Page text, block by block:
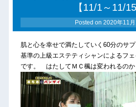
【11/1～11/15
Posted on 2020年11月
肌と心を幸せで満たしていく60分のサ
基準の上級エステティシャンによるフ
です。 はたしてＭＣ楓は変われるのか